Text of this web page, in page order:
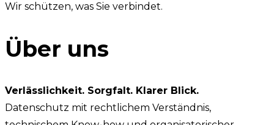
Wir schützen, was Sie verbindet.
Über uns
Verlässlichkeit. Sorgfalt. Klarer Blick.
Datenschutz mit rechtlichem Verständnis,